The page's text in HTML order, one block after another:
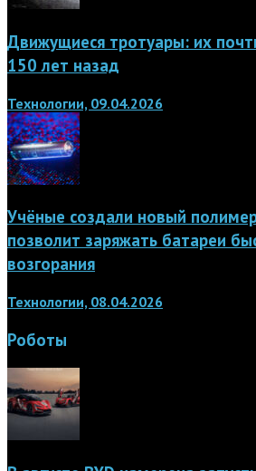
Движущиеся тротуары: их
150 лет назад
Технологии, 09.04.2026
Учёные создали новый
позволит заряжать батареи
возгорания
Технологии, 08.04.2026
Роботы